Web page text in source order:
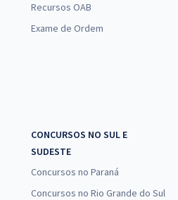
Recursos OAB
Exame de Ordem
CONCURSOS NO SUL E
SUDESTE
Concursos no Paraná
Concursos no Rio Grande do Sul